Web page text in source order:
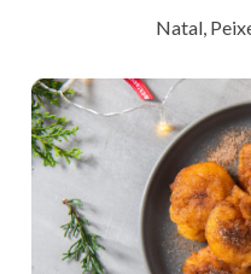
Natal,